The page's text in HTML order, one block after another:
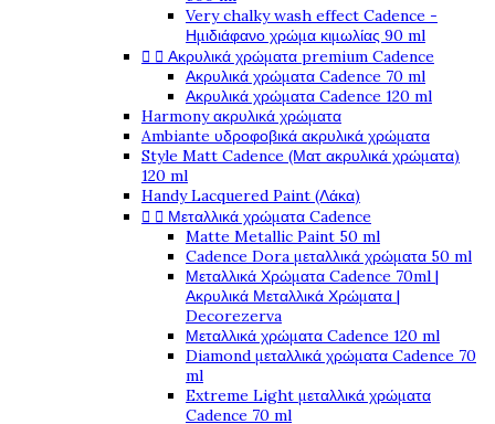
Very chalky wash effect Cadence -
Ημιδιάφανο χρώμα κιμωλίας 90 ml
  Ακρυλικά χρώματα premium Cadence
Ακρυλικά χρώματα Cadence 70 ml
Ακρυλικά χρώματα Cadence 120 ml
Harmony ακρυλικά χρώματα
Ambiante υδροφοβικά ακρυλικά χρώματα
Style Matt Cadence (Ματ ακρυλικά χρώματα)
120 ml
Handy Lacquered Paint (Λάκα)
  Μεταλλικά χρώματα Cadence
Matte Metallic Paint 50 ml
Cadence Dora μεταλλικά χρώματα 50 ml
Μεταλλικά Χρώματα Cadence 70ml |
Ακρυλικά Μεταλλικά Χρώματα |
Decorezerva
Μεταλλικά χρώματα Cadence 120 ml
Diamond μεταλλικά χρώματα Cadence 70
ml
Extreme Light μεταλλικά χρώματα
Cadence 70 ml